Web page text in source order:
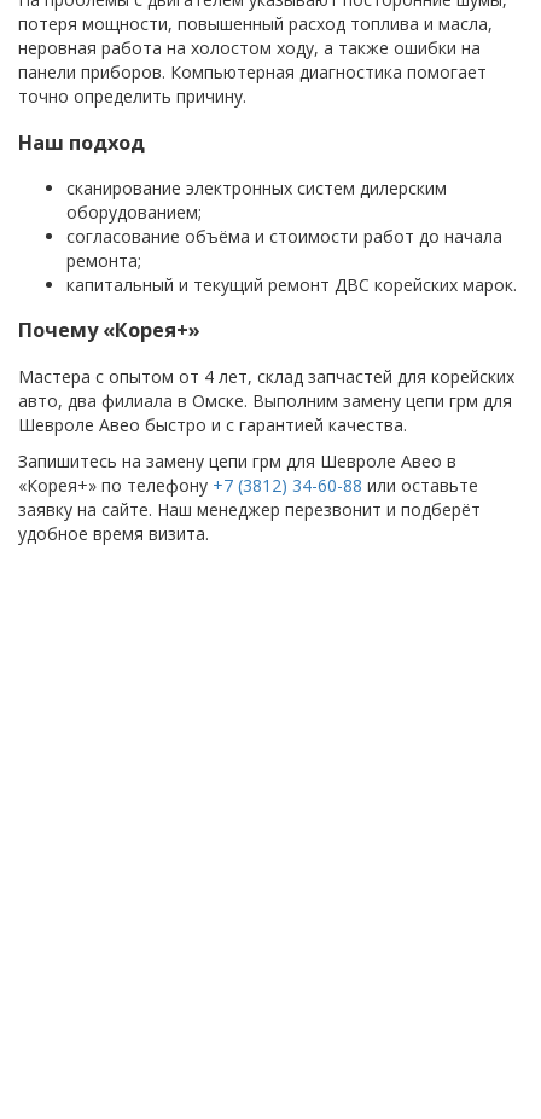
потеря мощности, повышенный расход топлива и масла,
неровная работа на холостом ходу, а также ошибки на
панели приборов. Компьютерная диагностика помогает
точно определить причину.
Наш подход
сканирование электронных систем дилерским
оборудованием;
согласование объёма и стоимости работ до начала
ремонта;
капитальный и текущий ремонт ДВС корейских марок.
Почему «Корея+»
Мастера с опытом от 4 лет, склад запчастей для корейских
авто, два филиала в Омске. Выполним замену цепи грм для
Шевроле Авео быстро и с гарантией качества.
Запишитесь на замену цепи грм для Шевроле Авео в
«Корея+» по телефону +7 (3812) 34-60-88 или оставьте
заявку на сайте. Наш менеджер перезвонит и подберёт
удобное время визита.